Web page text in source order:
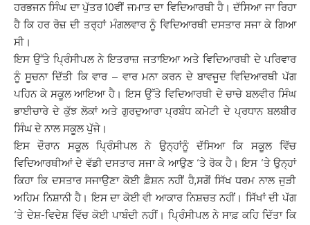
ਹਰਭਜਨ ਸਿੰਘ ਦਾ ਪੁੱਤਰ 10ਵੀਂ ਜਮਾਤ ਦਾ ਵਿਦਿਆਰਥੀ ਹੈ। ਦੱਸਿਆ ਜਾ ਰਿਹਾ
ਹੈ ਕਿ ਹਰ ਰੋਜ਼ ਦੀ ਤਰ੍ਹਾਂ ਮੰਗਲਵਾਰ ਨੂੰ ਵਿਦਿਆਰਥੀ ਦਸਤਾਰ ਸਜਾ ਕੇ ਗਿਆ
ਸੀ।
ਇਸ ਉੱਤੇ ਪ੍ਰਿੰਸੀਪਲ ਨੇ ਇਤਰਾਜ਼ ਜਤਾਇਆ ਅਤੇ ਵਿਦਿਆਰਥੀ ਦੇ ਪਰਿਵਾਰ
ਨੂੰ ਸੂਚਨਾ ਦਿੱਤੀ ਕਿ ਵਾਰ – ਵਾਰ ਮਨਾ ਕਰਨ ਦੇ ਬਾਵਜੂਦ ਵਿਦਿਆਰਥੀ ਪੱਗ
ਪਹਿਨ ਕੇ ਸਕੂਲ ਆਇਆ ਹੈ। ਇਸ ਉੱਤੇ ਵਿਦਿਆਰਥੀ ਦੇ ਚਾਚੇ ਬਲਵੀਰ ਸਿੰਘ
ਭਾਈਚਾਰੇ ਦੇ ਕੁੱਝ ਲੋਕਾਂ ਅਤੇ ਗੁਰਦੁਆਰਾ ਪ੍ਰਬੰਧ ਕਮੇਟੀ ਦੇ ਪ੍ਰਧਾਨ ਬਲਬੀਰ
ਸਿੰਘ ਦੇ ਨਾਲ ਸਕੂਲ ਪੁੱਜੇ।
ਇਸ ਦੌਰਾਨ ਸਕੂਲ ਪ੍ਰਿੰਸੀਪਲ ਨੇ ਉਨ੍ਹਾਂਨੂੰ ਦੱਸਿਆ ਕਿ ਸਕੂਲ ਵਿੱਚ
ਵਿਦਿਆਰਥੀਆਂ ਦੇ ਵੱਡੀ ਦਸਤਾਰ ਸਜਾ ਕੇ ਆਉਣ ‘ਤੇ ਰੋਕ ਹੈ। ਇਸ ‘ਤੇ ਉਨ੍ਹਾਂ
ਕਿਹਾ ਕਿ ਦਸਤਾਰ ਸਜਾਉਣਾ ਕੋਈ ਫ਼ੈਸ਼ਨ ਨਹੀਂ ਹੈ,ਸਗੋਂ ਸਿੱਖ ਧਰਮ ਨਾਲ ਜੁੜੀ
ਅਹਿਮ ਨਿਸ਼ਾਨੀ ਹੈ। ਇਸ ਦਾ ਕੋਈ ਵੀ ਆਕਾਰ ਨਿਸ਼ਚਤ ਨਹੀਂ। ਸਿੱਖਾਂ ਦੀ ਪੱਗ
‘ਤੇ ਦੇਸ਼-ਵਿਦੇਸ਼ ਵਿੱਚ ਕੋਈ ਪਾਬੰਦੀ ਨਹੀਂ। ਪ੍ਰਿੰਸੀਪਲ ਨੇ ਸਾਫ਼ ਕਹਿ ਦਿੱਤਾ ਕਿ